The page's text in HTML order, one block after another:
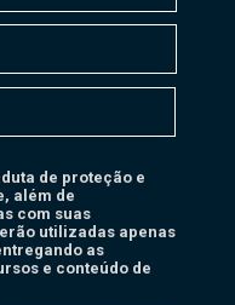
de proteção e
além de
com suas
utilizadas apenas
as
e conteúdo de